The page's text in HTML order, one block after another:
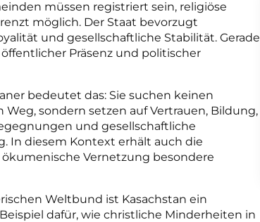
müssen registriert sein, religiöse
möglich. Der Staat bevorzugt
und gesellschaftliche Stabilität. Gerade
Präsenz und politischer
bedeutet das: Sie suchen keinen
sondern setzen auf Vertrauen, Bildung,
und gesellschaftliche
In diesem Kontext erhält auch die
Vernetzung besondere
Weltbund ist Kasachstan ein
dafür, wie christliche Minderheiten in